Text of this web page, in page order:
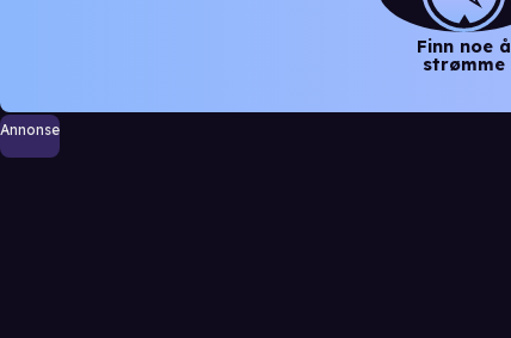
Finn noe å
strømme
Annonse